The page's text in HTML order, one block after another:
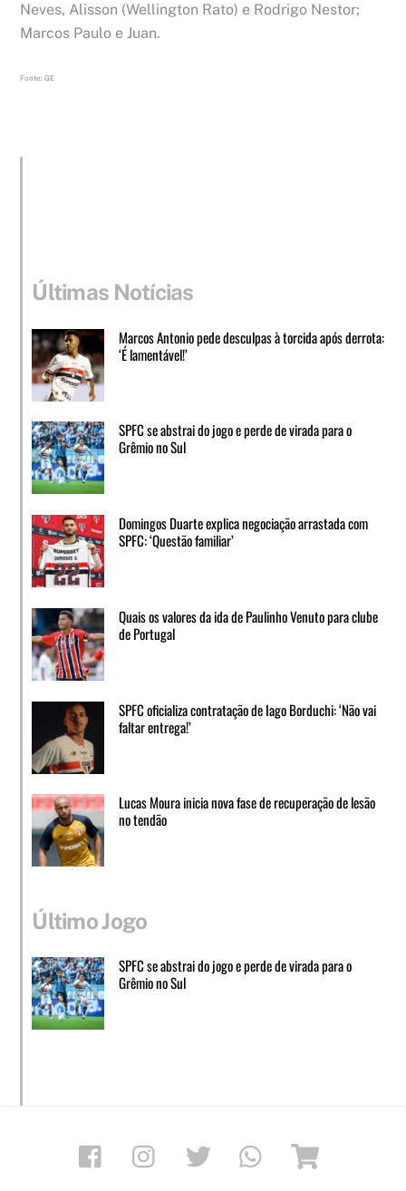
Neves, Alisson (Wellington Rato) e Rodrigo Nestor;
Marcos Paulo e Juan.
Fonte: GE
Últimas Notícias
Marcos Antonio pede desculpas à torcida após derrota:
‘É lamentável!’
SPFC se abstrai do jogo e perde de virada para o
Grêmio no Sul
Domingos Duarte explica negociação arrastada com
SPFC: ‘Questão familiar’
Quais os valores da ida de Paulinho Venuto para clube
de Portugal
SPFC oficializa contratação de Iago Borduchi: ‘Não vai
faltar entrega!’
Lucas Moura inicia nova fase de recuperação de lesão
no tendão
Último Jogo
SPFC se abstrai do jogo e perde de virada para o
Grêmio no Sul
Facebook Instagram Twitter Whatsapp